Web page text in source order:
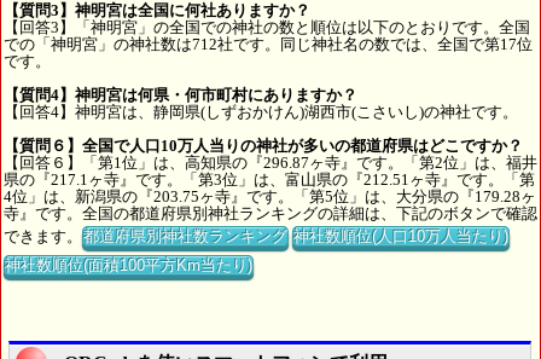
【質問3】神明宮は全国に何社ありますか？
【回答3】「神明宮」の全国での神社の数と順位は以下のとおりです。全国
での「神明宮」の神社数は712社です。同じ神社名の数では、全国で第17位
です。
【質問4】神明宮は何県・何市町村にありますか？
【回答4】神明宮は、静岡県(しずおかけん)湖西市(こさいし)の神社です。
【質問６】全国で人口10万人当りの神社が多いの都道府県はどこですか？
【回答６】「第1位」は、高知県の『296.87ヶ寺』です。「第2位」は、福井
県の『217.1ヶ寺』です。「第3位」は、富山県の『212.51ヶ寺』です。「第
4位」は、新潟県の『203.75ヶ寺』です。「第5位」は、大分県の『179.28ヶ
寺』です。全国の都道府県別神社ランキングの詳細は、下記のボタンで確認
できます。都道府県別神社数ランキング 神社数順位(人口10万人当たり)
神社数順位(面積100平方Km当たり)